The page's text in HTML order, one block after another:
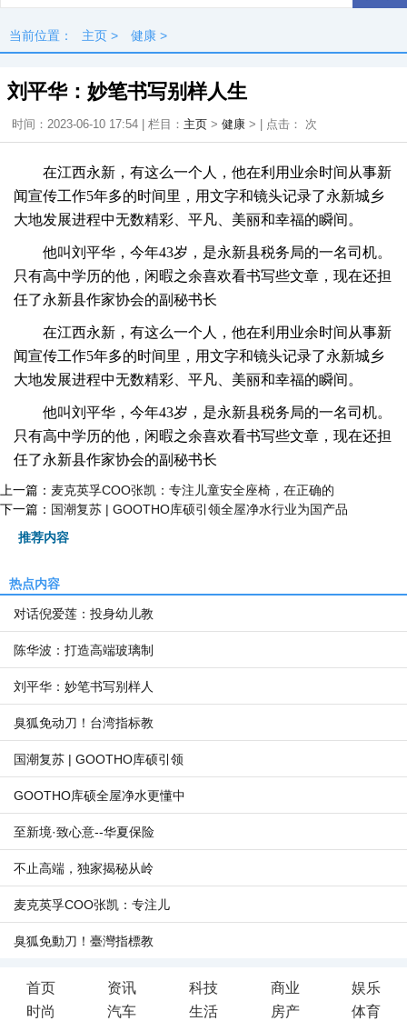
当前位置： 主页 > 健康 >
刘平华：妙笔书写别样人生
时间：2023-06-10 17:54 | 栏目： 主页 > 健康 > | 点击： 次
在江西永新，有这么一个人，他在利用业余时间从事新
闻宣传工作5年多的时间里，用文字和镜头记录了永新城乡
大地发展进程中无数精彩、平凡、美丽和幸福的瞬间。
他叫刘平华，今年43岁，是永新县税务局的一名司机。
只有高中学历的他，闲暇之余喜欢看书写些文章，现在还担
任了永新县作家协会的副秘书长
在江西永新，有这么一个人，他在利用业余时间从事新
闻宣传工作5年多的时间里，用文字和镜头记录了永新城乡
大地发展进程中无数精彩、平凡、美丽和幸福的瞬间。
他叫刘平华，今年43岁，是永新县税务局的一名司机。
只有高中学历的他，闲暇之余喜欢看书写些文章，现在还担
任了永新县作家协会的副秘书长
上一篇： 麦克英孚COO张凯：专注儿童安全座椅，在正确的
下一篇： 国潮复苏 | GOOTHO库硕引领全屋净水行业为国产品
推荐内容
热点内容
对话倪爱莲：投身幼儿教
陈华波：打造高端玻璃制
刘平华：妙笔书写别样人
臭狐免动刀！台湾指标教
国潮复苏 | GOOTHO库硕引领
GOOTHO库硕全屋净水更懂中
至新境·致心意--华夏保险
不止高端，独家揭秘从岭
麦克英孚COO张凯：专注儿
臭狐免動刀！臺灣指標教
首页 资讯 科技 商业
娱乐
时尚
汽车 生活 房产 体育